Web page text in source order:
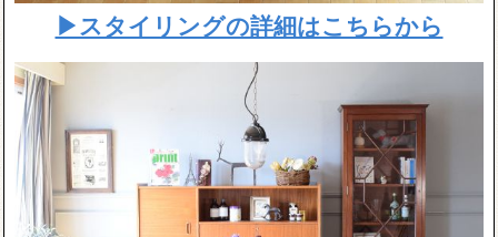
▶スタイリングの詳細はこちらから